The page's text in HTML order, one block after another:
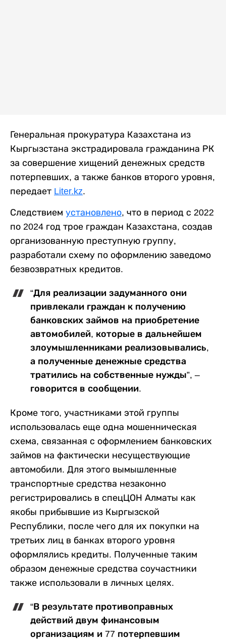
Генеральная прокуратура Казахстана из
Кыргызстана экстрадировала гражданина РК
за совершение хищений денежных средств
потерпевших, а также банков второго уровня,
передает Liter.kz.
Следствием установлено, что в период с 2022
по 2024 год трое граждан Казахстана, создав
организованную преступную группу,
разработали схему по оформлению заведомо
безвозвратных кредитов.
“Для реализации задуманного они
привлекали граждан к получению
банковских займов на приобретение
автомобилей, которые в дальнейшем
злоумышленниками реализовывались,
а полученные денежные средства
тратились на собственные нужды”, –
говорится в сообщении.
Кроме того, участниками этой группы
использовалась еще одна мошенническая
схема, связанная с оформлением банковских
займов на фактически несуществующие
автомобили. Для этого вымышленные
транспортные средства незаконно
регистрировались в спецЦОН Алматы как
якобы прибывшие из Кыргызской
Республики, после чего для их покупки на
третьих лиц в банках второго уровня
оформлялись кредиты. Полученные таким
образом денежные средства соучастники
также использовали в личных целях.
“В результате противоправных
действий двум финансовым
организациям и 77 потерпевшим